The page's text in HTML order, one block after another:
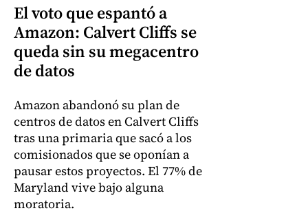
El voto que espantó a
Amazon: Calvert Cliffs se
queda sin su megacentro
de datos
Amazon abandonó su plan de
centros de datos en Calvert Cliffs
tras una primaria que sacó a los
comisionados que se oponían a
pausar estos proyectos. El 77% de
Maryland vive bajo alguna
moratoria.